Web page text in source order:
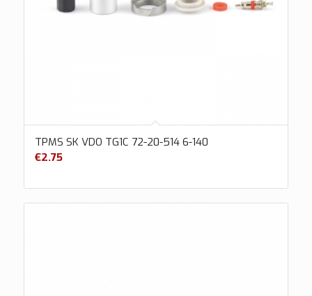
TPMS SK VDO TG1C 72-20-514 6-140
€2.75